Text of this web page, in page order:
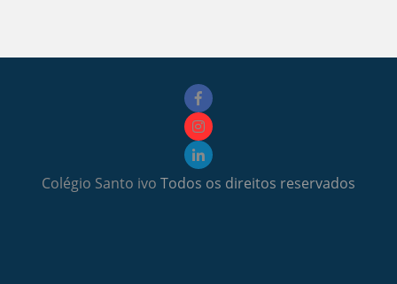
Colégio Santo ivo Todos os direitos reservados